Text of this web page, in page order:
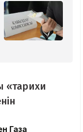
«тарихи
Газа